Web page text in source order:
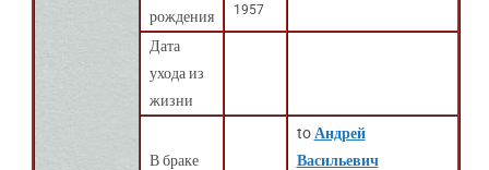
рождения 1957
Дата
ухода из
жизни
В браке
to Андрей
Васильевич